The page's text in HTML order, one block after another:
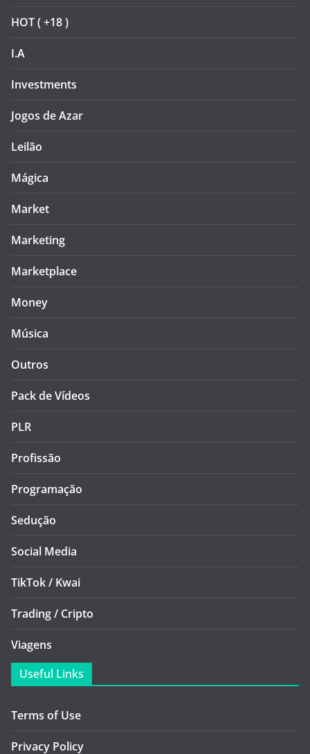
HOT ( +18 )
I.A
Investments
Jogos de Azar
Leilão
Mágica
Market
Marketing
Marketplace
Money
Música
Outros
Pack de Vídeos
PLR
Profissão
Programação
Sedução
Social Media
TikTok / Kwai
Trading / Cripto
Viagens
Useful Links
Terms of Use
Privacy Policy